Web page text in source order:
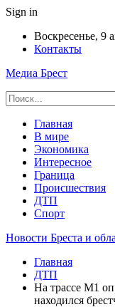
Sign in
Воскресенье, 9
Контакты
Медиа Брест
Главная
В мире
Экономика
Интересное
Граница
Происшествия
ДТП
Спорт
Новости Бреста и
Главная
ДТП
На трассе М1
находился